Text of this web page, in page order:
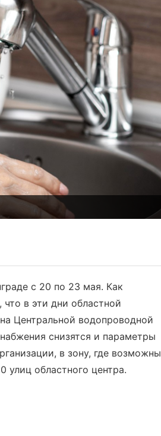
с 20 по 23 мая. Как
в эти дни областной
Центральной водопроводной
снизятся и параметры
в зону, где возможны
улиц областного центра.